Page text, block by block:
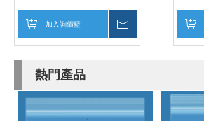
加入詢價籃
熱門產品